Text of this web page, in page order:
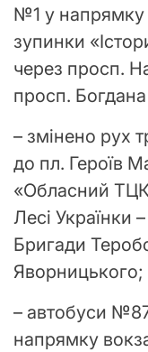
№1 у напрямку
зупинки
через просп.
просп.
– змінено рух
до пл. Героїв
«Обласний
Лесі Українки
Бригади
Яворницького;
– автобуси
напрямку